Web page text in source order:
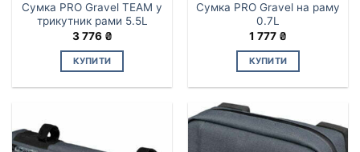
Сумка PRO Gravel TEAM у
трикутник рами 5.5L
3 776 ₴
КУПИТИ
Сумка PRO Gravel на раму
0.7L
1 777 ₴
КУПИТИ